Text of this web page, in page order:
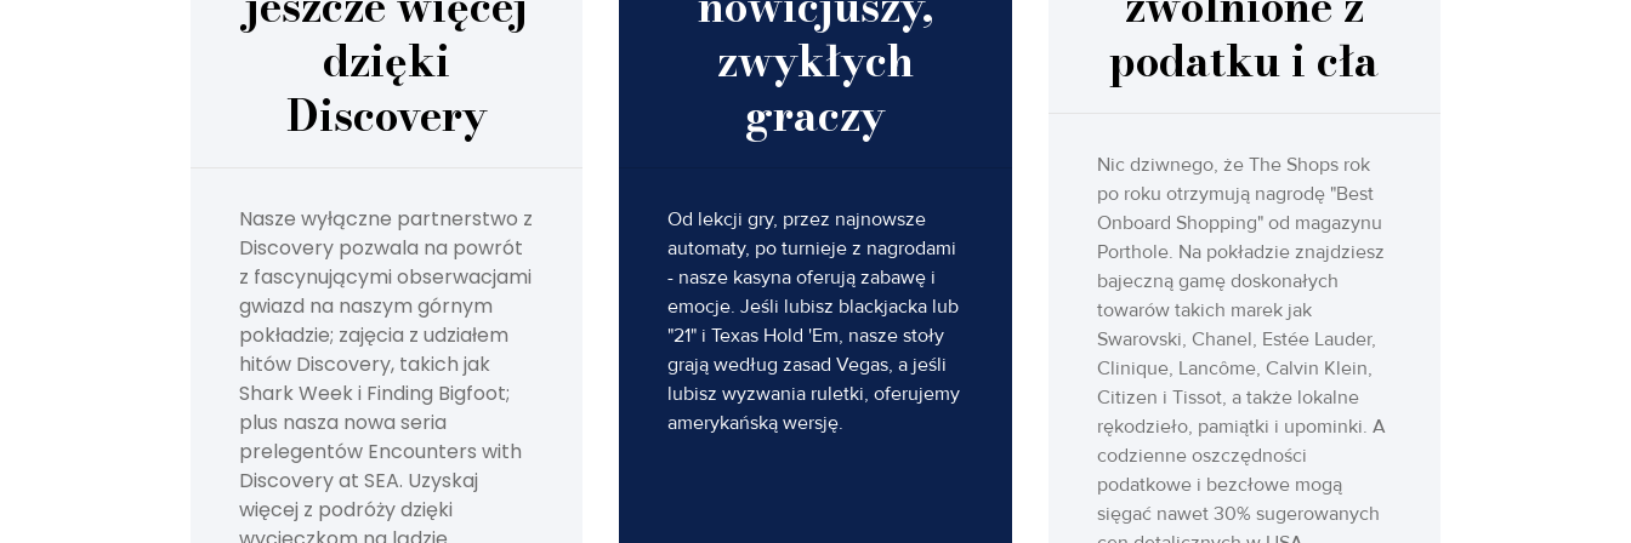
dzięki
Discovery
Nasze wyłączne partnerstwo z
Discovery pozwala na powrót
z fascynującymi obserwacjami
gwiazd na naszym górnym
pokładzie; zajęcia z udziałem
hitów Discovery, takich jak
Shark Week i Finding Bigfoot;
plus nasza nowa seria
prelegentów Encounters with
Discovery at SEA. Uzyskaj
więcej z podróży dzięki
zwykłych
graczy
Od lekcji gry, przez najnowsze
automaty, po turnieje z nagrodami
- nasze kasyna oferują zabawę i
emocje. Jeśli lubisz blackjacka lub
"21" i Texas Hold 'Em, nasze stoły
grają według zasad Vegas, a jeśli
lubisz wyzwania ruletki, oferujemy
amerykańską wersję.
podatku i cła
Nic dziwnego, że The Shops rok
po roku otrzymują nagrodę "Best
Onboard Shopping" od magazynu
Porthole. Na pokładzie znajdziesz
bajeczną gamę doskonałych
towarów takich marek jak
Swarovski, Chanel, Estée Lauder,
Clinique, Lancôme, Calvin Klein,
Citizen i Tissot, a także lokalne
rękodzieło, pamiątki i upominki. A
codzienne oszczędności
podatkowe i bezcłowe mogą
sięgać nawet 30% sugerowanych